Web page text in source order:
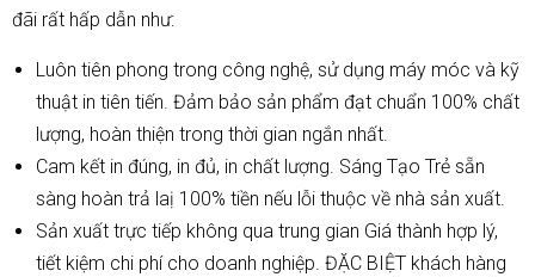
đãi rất hấp dẫn như:
Luôn tiên phong trong công nghệ, sử dụng máy móc và kỹ
thuật in tiên tiến. Đảm bảo sản phẩm đạt chuẩn 100% chất
lượng, hoàn thiện trong thời gian ngắn nhất.
Cam kết in đúng, in đủ, in chất lượng. Sáng Tạo Trẻ sẵn
sàng hoàn trả laị 100% tiền nếu lỗi thuộc về nhà sản xuất.
Sản xuất trực tiếp không qua trung gian Giá thành hợp lý,
tiết kiệm chi phí cho doanh nghiệp. ĐẶC BIỆT khách hàng